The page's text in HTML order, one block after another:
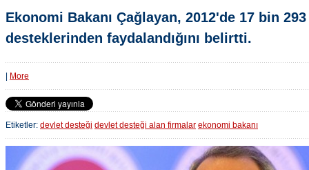
Ekonomi Bakanı Çağlayan, 2012'de 17 bin
desteklerinden faydalandığını belirtti.
More
Etiketler: devlet desteği devlet desteği alan firmalar ekonomi bakanı